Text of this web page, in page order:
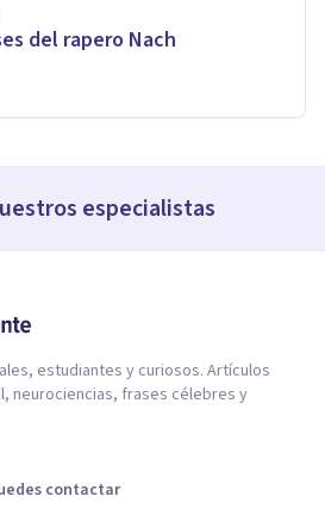
del rapero Nach
especialistas
estudiantes y curiosos. Artículos
neurociencias, frases célebres y
contactar